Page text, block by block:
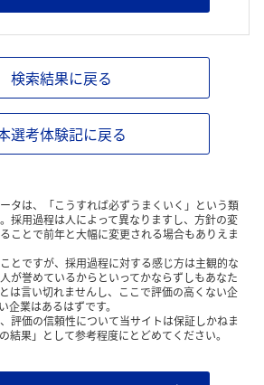
検索結果に戻る
選考体験記に戻る
タは、「こうすれば必ずうまくいく」という類
採用過程は人によって異なりますし、方針の変
ことで前年と大幅に変更される場合もありえま
とですが、採用過程に対する感じ方は主観的な
が誉めているからといってかならずしもあなた
は言い切れませんし、ここで評価の高くない企
企業はあるはずです。
評価の信頼性について当サイトは保証しかねま
結果」として参考程度にとどめてください。